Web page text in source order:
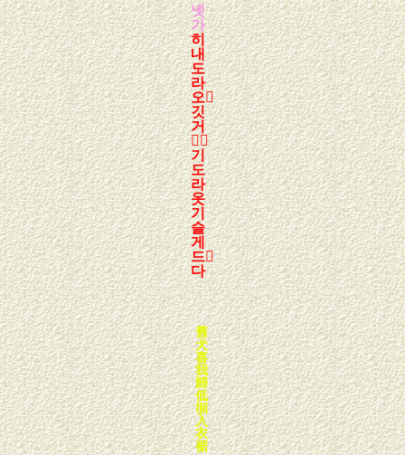
녯
가
히
내
도
라
오
깃
거

기
도
라
옷
기
슬
게
드
다
舊
犬
喜
我
歸
低
徊
入
衣
裾